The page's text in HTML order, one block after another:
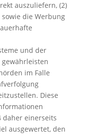
auszuliefern, (2)
die Werbung
und der
im Falle
Diese
daher einerseits
ausgewertet, den